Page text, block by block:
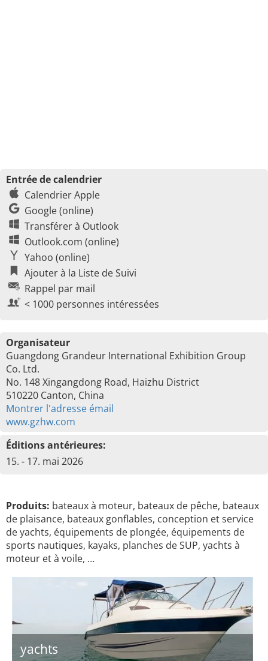
Entrée de calendrier
Calendrier Apple
Google (online)
Transférer à Outlook
Outlook.com (online)
Yahoo (online)
Ajouter à la Liste de Suivi
Rappel par mail
< 1000 personnes intéressées
Organisateur
Guangdong Grandeur International Exhibition Group
Co. Ltd.
No. 148 Xingangdong Road, Haizhu District
510220 Canton, China
Montrer l'adresse émail
www.gzhw.com
Éditions antérieures:
15. - 17. mai 2026
Produits: bateaux à moteur, bateaux de pêche, bateaux
de plaisance, bateaux gonflables, conception et service
de yachts, équipements de plongée, équipements de
sports nautiques, kayaks, planches de SUP, yachts à
moteur et à voile, …
yachts